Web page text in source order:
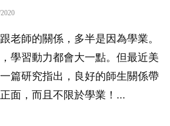
老師的關係，多半是因為學業。
學習動力都會大一點。但最近美
篇研究指出，良好的師生關係帶
面，而且不限於學業！...